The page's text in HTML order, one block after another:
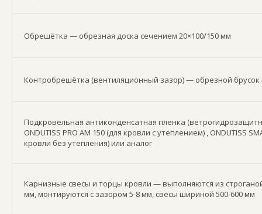
Обрешётка — обрезная доска сечением 20×100/150 мм
Контробрешётка (вентиляционный зазор) — обрезной брусок
Подкровельная антиконденсатная пленка
ONDUTISS PRO AM 150 (для кровли с утеплением) , ONDUTISS
кровли без утепления) или аналог
Карнизные свесы и торцы кровли — выполняются из
мм, монтируются с зазором 5-8 мм, свесы шириной 500-600 мм